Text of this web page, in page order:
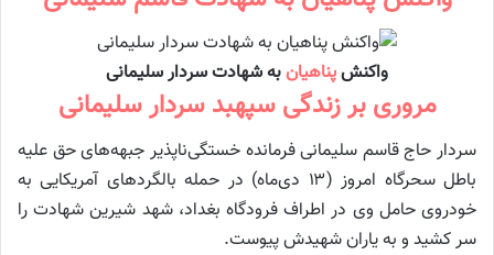
واکنشپناهیانبه شهادت سردار سلیمانی
مروری بر زندگی سپهبد سردار سلیمانی
سردار حاج قاسم سلیمانی فرمانده خستگی‌ناپذیر جبهه‌های حق علیه
باطل سحرگاه امروز (۱۳ دی‌ماه) در حمله بالگرد‌های آمریکایی به
خودروی حامل وی در اطراف فرودگاه بغداد، شهد شیرین شهادت را
سر کشید و به یاران شهیدش پیوست.